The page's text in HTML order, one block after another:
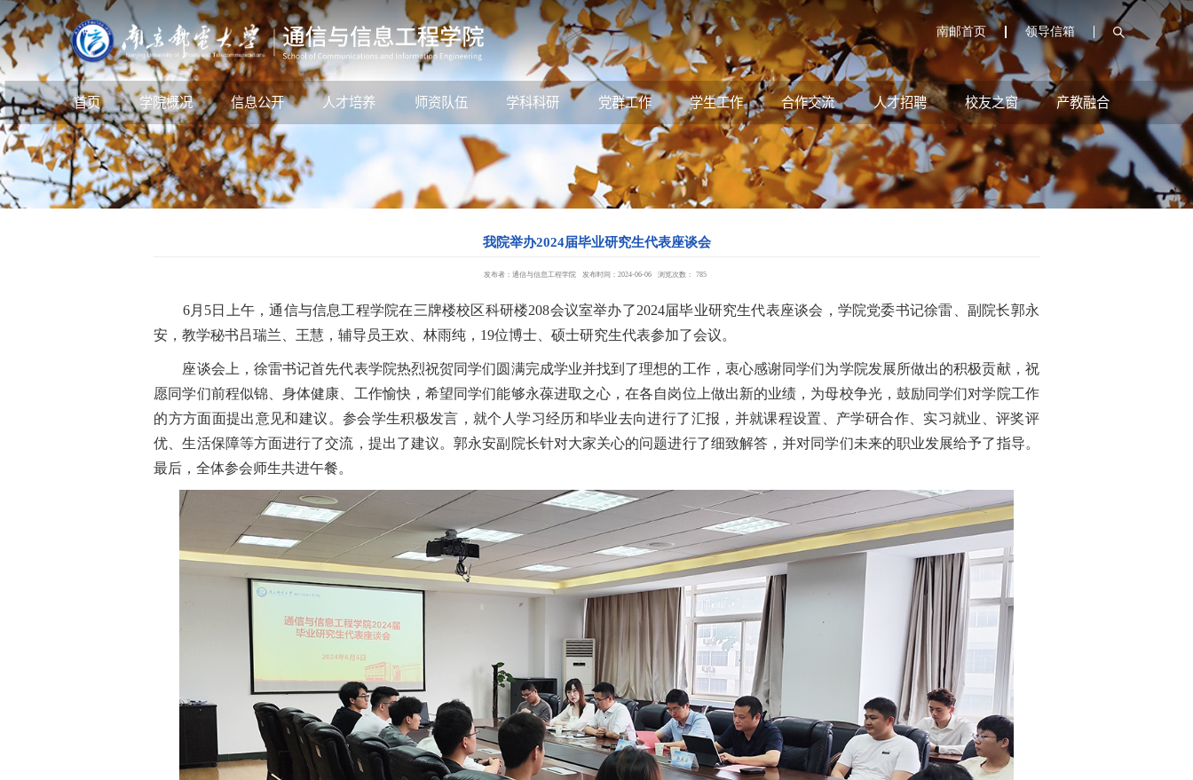
南邮首页 领导信箱
首页 学院概况 信息公开 人才培养 师资队伍 学科科研 党群工作 学生工作 合作交流 人才招聘 校友之窗 产教融合
我院举办2024届毕业研究生代表座谈会
发布者：通信与信息工程学院 发布时间：2024-06-06 浏览次数： 785
6月5日上午，通信与信息工程学院在三牌楼校区科研楼208会议室举办了2024届毕业研究生代表座谈会，学院党委书记徐雷、副院长郭永
安，教学秘书吕瑞兰、王慧，辅导员王欢、林雨纯，19位博士、硕士研究生代表参加了会议。
座谈会上，徐雷书记首先代表学院热烈祝贺同学们圆满完成学业并找到了理想的工作，衷心感谢同学们为学院发展所做出的积极贡献，祝
愿同学们前程似锦、身体健康、工作愉快，希望同学们能够永葆进取之心，在各自岗位上做出新的业绩，为母校争光，鼓励同学们对学院工作
的方方面面提出意见和建议。参会学生积极发言，就个人学习经历和毕业去向进行了汇报，并就课程设置、产学研合作、实习就业、评奖评
优、生活保障等方面进行了交流，提出了建议。郭永安副院长针对大家关心的问题进行了细致解答，并对同学们未来的职业发展给予了指导。
最后，全体参会师生共进午餐。